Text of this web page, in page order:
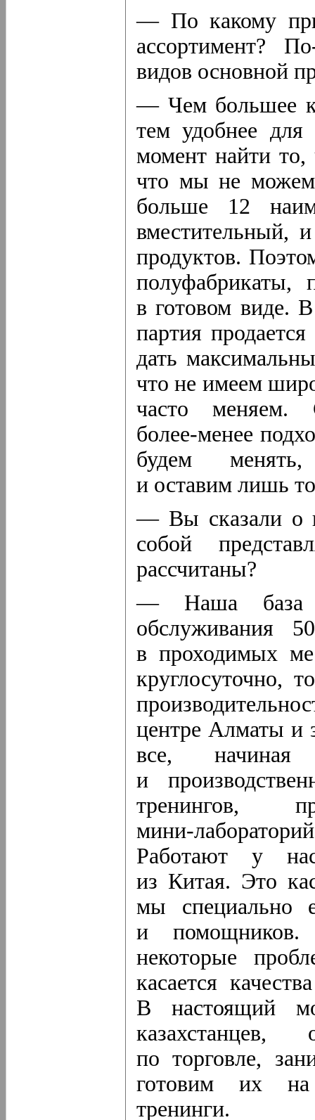
— По какому
ассортимент?
видов основной
— Чем большее
тем удобнее
момент найти
что мы не можем
больше 12
вместительный,
продуктов.
полуфабрикаты,
в готовом виде.
партия
дать
что не имеем
часто меняем.
более-менее
будем менять,
и оставим лишь
— Вы сказали о
собой
рассчитаны?
— Наша база
обслуживания
в проходимых
круглосуточно,
центре Алматы и
все,
и
тренингов,
мини-лабораторий
Работают у
из Китая. Это
мы специально
и
некоторые
касается
В настоящий
по торговле,
готовим их на
тренинги.